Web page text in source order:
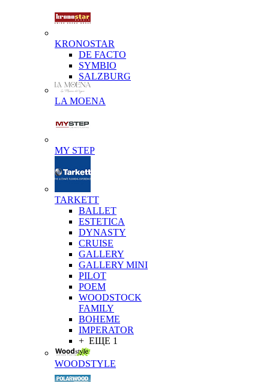
KRONOSTAR
DE FACTO
SYMBIO
SALZBURG
LA MOENA
MY STEP
TARKETT
BALLET
ESTETICA
DYNASTY
CRUISE
GALLERY
GALLERY MINI
PILOT
POEM
WOODSTOCK
FAMILY
BOHEME
IMPERATOR
+ ЕЩЕ 1
WOODSTYLE